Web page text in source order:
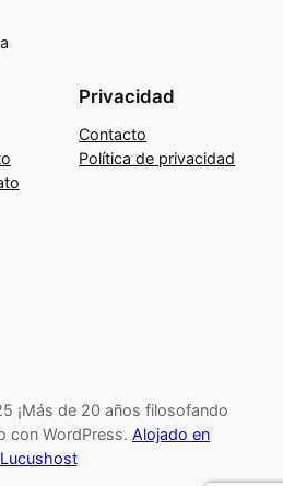
Privacidad
Contacto
Política de privacidad
¡Más de 20 años filosofando
con WordPress. Alojado en
Lucushost